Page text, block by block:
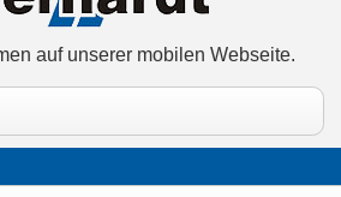
auf unserer mobilen Webseite.